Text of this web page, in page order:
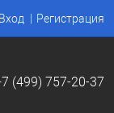
Вход Регистрация
(499) 757-20-37